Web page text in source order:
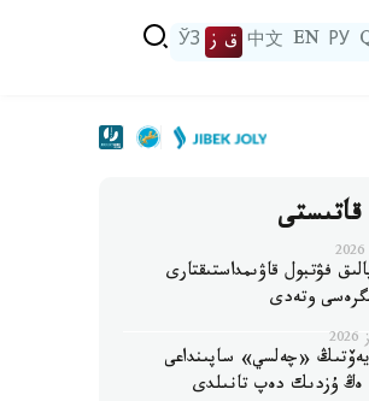
РУ
EN
中文 ق ز ЎЗ
قاتىستى
فۋتبول قاۋىمداستىقتارى
وتەدى
«چەلسي» ساپىنداعى
ەڭ ۇزدىك دەپ تانىلدى